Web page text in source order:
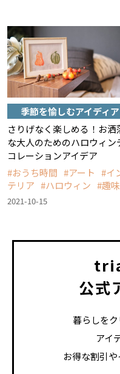
季節を愉しむアイディア
さりげなく楽しめる！お洒
な大人のためのハロウィン
コレーションアイデア
おうち時間
アート
イ
テリア
ハロウィン 趣味
2021-10-15
公式
暮らしを
アイ
お得な割引